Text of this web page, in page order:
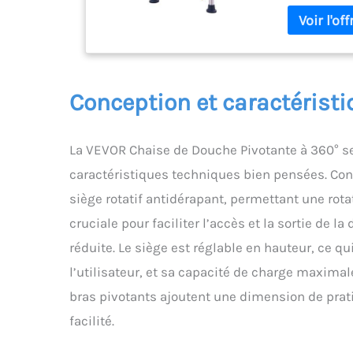
qui facilite
Siège
cm
rend idéal
bains. Le
utilisation !
adultes
440-515
pour
135 kg. Sa
assure la
sans outil :
Conception et
La VEVOR Chaise de Douche Pivotante à
caractéristiques techniques bien pensées.
siège rotatif antidérapant, permettant une
cruciale pour faciliter l’accès et la sortie de
réduite. Le siège est réglable en hauteur, ce
l’utilisateur, et sa capacité de charge
bras pivotants ajoutent une dimension de
facilité.